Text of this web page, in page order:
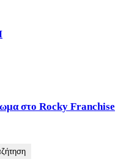
στο Rocky Franchise